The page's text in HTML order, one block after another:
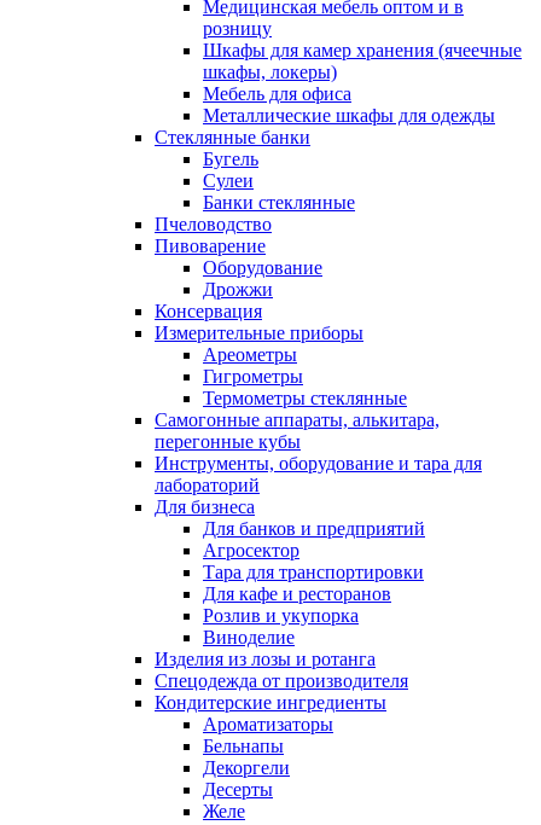
Медицинская мебель оптом и в
розницу
Шкафы для камер хранения (ячеечные
шкафы, локеры)
Мебель для офиса
Металлические шкафы для одежды
Стеклянные банки
Бугель
Сулеи
Банки стеклянные
Пчеловодство
Пивоварение
Оборудование
Дрожжи
Консервация
Измерительные приборы
Ареометры
Гигрометры
Термометры стеклянные
Самогонные аппараты, алькитара,
перегонные кубы
Инструменты, оборудование и тара для
лабораторий
Для бизнеса
Для банков и предприятий
Агросектор
Тара для транспортировки
Для кафе и ресторанов
Розлив и укупорка
Виноделие
Изделия из лозы и ротанга
Спецодежда от производителя
Кондитерские ингредиенты
Ароматизаторы
Бельнапы
Декоргели
Десерты
Желe